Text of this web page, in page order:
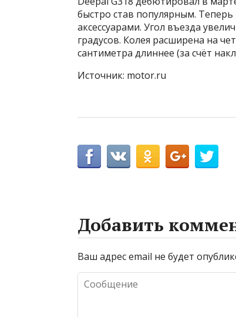
быстро став популярным.
аксессуарами. Угол въезда
градусов. Колея расширена на
сантиметра длиннее (за счёт
Источник: motor.ru
Добавить
Ваш адрес email не будет